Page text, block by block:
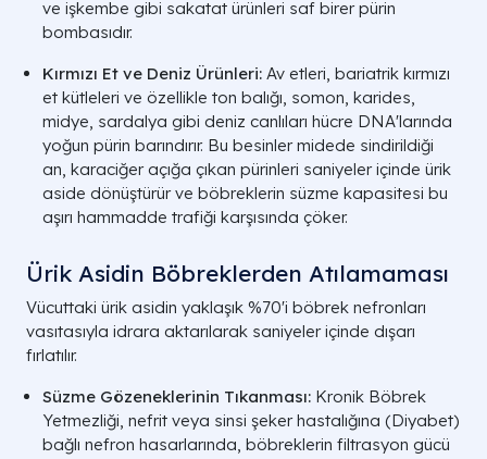
ve işkembe gibi sakatat ürünleri saf birer pürin
bombasıdır.
Kırmızı Et ve Deniz Ürünleri: Av etleri, bariatrik kırmızı
et kütleleri ve özellikle ton balığı, somon, karides,
midye, sardalya gibi deniz canlıları hücre DNA'larında
yoğun pürin barındırır. Bu besinler midede sindirildiği
an, karaciğer açığa çıkan pürinleri saniyeler içinde ürik
aside dönüştürür ve böbreklerin süzme kapasitesi bu
aşırı hammadde trafiği karşısında çöker.
Ürik Asidin Böbreklerden Atılamaması
Vücuttaki ürik asidin yaklaşık %70'i böbrek nefronları
vasıtasıyla idrara aktarılarak saniyeler içinde dışarı
fırlatılır.
Süzme Gözeneklerinin Tıkanması: Kronik Böbrek
Yetmezliği, nefrit veya sinsi şeker hastalığına (Diyabet)
bağlı nefron hasarlarında, böbreklerin filtrasyon gücü